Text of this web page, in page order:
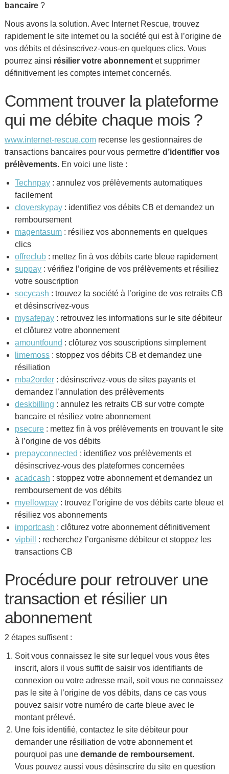
bancaire?
Nous avons la solution. Avec Internet Rescue, trouvez
rapidement le site internet ou la société qui est à l’origine de
vos débits et désinscrivez-vous-en quelques clics. Vous
pourrez ainsi résilier votre abonnementet supprimer
définitivement les comptes internet concernés.
Comment trouver la plateforme
qui me débite chaque mois ?
www.internet-rescue.comrecense les gestionnaires de
transactions bancaires pour vous permettre d’identifier vos
prélèvements. En voici une liste :
Technpay: annulez vos prélèvements automatiques
facilement
cloverskypay: identifiez vos débits CB et demandez un
remboursement
magentasum: résiliez vos abonnements en quelques
clics
offreclub: mettez fin à vos débits carte bleue rapidement
suppay: vérifiez l’origine de vos prélèvements et résiliez
votre souscription
socycash : trouvez la société à l’origine de vos retraits CB
et désinscrivez-vous
mysafepay: retrouvez les informations sur le site débiteur
et clôturez votre abonnement
amountfound : clôturez vos souscriptions simplement
limemoss: stoppez vos débits CB et demandez une
résiliation
mba2order: désinscrivez-vous de sites payants et
demandez l’annulation des prélèvements
deskbilling : annulez les retraits CB sur votre compte
bancaire et résiliez votre abonnement
psecure: mettez fin à vos prélèvements en trouvant le site
à l’origine de vos débits
prepayconnected : identifiez vos prélèvements et
désinscrivez-vous des plateformes concernées
acadcash : stoppez votre abonnement et demandez un
remboursement de vos débits
myellowpay: trouvez l’origine de vos débits carte bleue et
résiliez vos abonnements
importcash : clôturez votre abonnement définitivement
vipbill
: recherchez l’organisme débiteur et stoppez les
transactions CB
Procédure pour retrouver une
transaction et résilier un
abonnement
2 étapes suffisent :
Soit vous connaissez le site sur lequel vous vous êtes
inscrit, alors il vous suffit de saisir vos identifiants de
connexion ou votre adresse mail, soit vous ne connaissez
pas le site à l’origine de vos débits, dans ce cas vous
pouvez saisir votre numéro de carte bleue avec le
montant prélevé.
Une fois identifié, contactez le site débiteur pour
demander une résiliation de votre abonnement et
pourquoi pas une demande de remboursement.
Vous pouvez aussi vous désinscrire du site en question